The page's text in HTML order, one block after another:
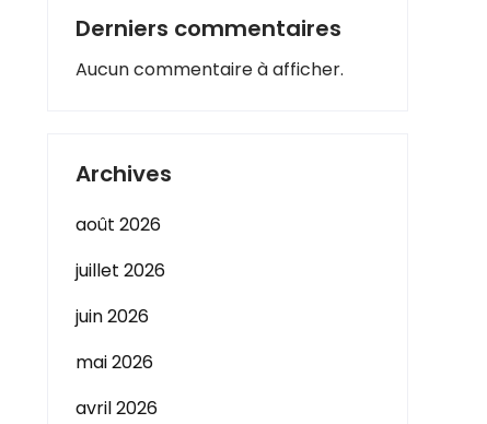
Derniers commentaires
Aucun commentaire à afficher.
Archives
août 2026
juillet 2026
juin 2026
mai 2026
avril 2026